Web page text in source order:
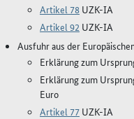
Artikel 78 UZK-IA
Artikel 92 UZK-IA
Ausfuhr aus der
Erklärung zum
Erklärung zum
Euro
Artikel 77 UZK-IA